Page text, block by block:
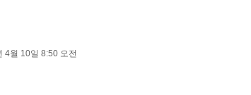
4월 10일 8:50 오전